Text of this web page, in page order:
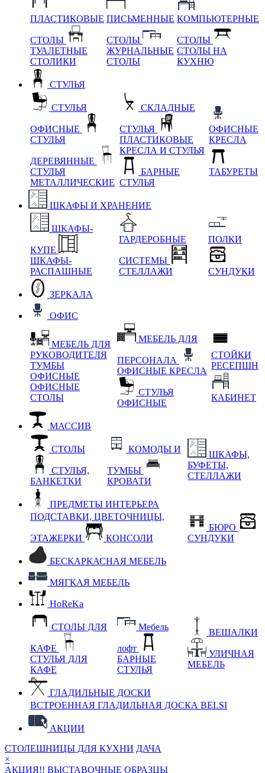
ПЛАСТИКОВЫЕ
СТОЛЫ
ТУАЛЕТНЫЕ
СТОЛИКИ
ПИСЬМЕННЫЕ
СТОЛЫ
ЖУРНАЛЬНЫЕ
СТОЛЫ
КОМПЬЮТЕРНЫЕ
СТОЛЫ
СТОЛЫ НА
КУХНЮ
СТУЛЬЯ
СТУЛЬЯ
ОФИСНЫЕ
СТУЛЬЯ
ДЕРЕВЯННЫЕ
СТУЛЬЯ
МЕТАЛЛИЧЕСКИЕ
СКЛАДНЫЕ
СТУЛЬЯ
ПЛАСТИКОВЫЕ
КРЕСЛА И СТУЛЬЯ
БАРНЫЕ
СТУЛЬЯ
ОФИСНЫЕ
КРЕСЛА
ТАБУРЕТЫ
ШКАФЫ И ХРАНЕНИЕ
ШКАФЫ-
КУПЕ
ШКАФЫ-
РАСПАШНЫЕ
ГАРДЕРОБНЫЕ
СИСТЕМЫ
СТЕЛЛАЖИ
ПОЛКИ
СУНДУКИ
ЗЕРКАЛА
ОФИС
МЕБЕЛЬ ДЛЯ
РУКОВОДИТЕЛЯ
ТУМБЫ
ОФИСНЫЕ
ОФИСНЫЕ
СТОЛЫ
МЕБЕЛЬ ДЛЯ
ПЕРСОНАЛА
ОФИСНЫЕ КРЕСЛА
СТУЛЬЯ
ОФИСНЫЕ
СТОЙКИ
РЕСЕПШН
КАБИНЕТ
МАССИВ
СТОЛЫ
СТУЛЬЯ,
БАНКЕТКИ
КОМОДЫ И
ТУМБЫ
КРОВАТИ
ШКАФЫ,
БУФЕТЫ,
СТЕЛЛАЖИ
ПРЕДМЕТЫ ИНТЕРЬЕРА
ПОДСТАВКИ, ЦВЕТОЧНИЦЫ,
ЭТАЖЕРКИ КОНСОЛИ
БЮРО
СУНДУКИ
БЕСКАРКАСНАЯ МЕБЕЛЬ
МЯГКАЯ МЕБЕЛЬ
HoReKa
СТОЛЫ ДЛЯ
КАФЕ
СТУЛЬЯ ДЛЯ
КАФЕ
Мебель
лофт
БАРНЫЕ
СТУЛЬЯ
ВЕШАЛКИ
УЛИЧНАЯ
МЕБЕЛЬ
ГЛАДИЛЬНЫЕ ДОСКИ
ВСТРОЕННАЯ ГЛАДИЛЬНАЯ ДОСКА BELSI
АКЦИИ
СТОЛЕШНИЦЫ ДЛЯ КУХНИ ДАЧА
×
АКЦИЯ!! ВЫСТАВОЧНЫЕ ОБРАЗЦЫ